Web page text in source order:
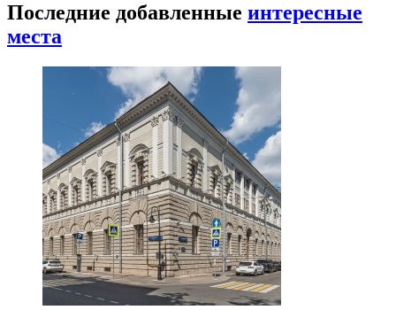
Последние добавленные интересные
места